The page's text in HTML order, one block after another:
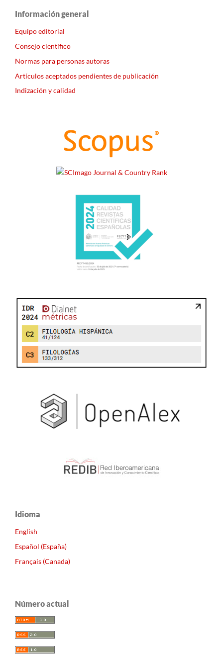
Información general
Equipo editorial
Consejo científico
Normas para personas autoras
Artículos aceptados pendientes de publicación
Indización y calidad
Idioma
English
Español (España)
Français (Canada)
Número actual